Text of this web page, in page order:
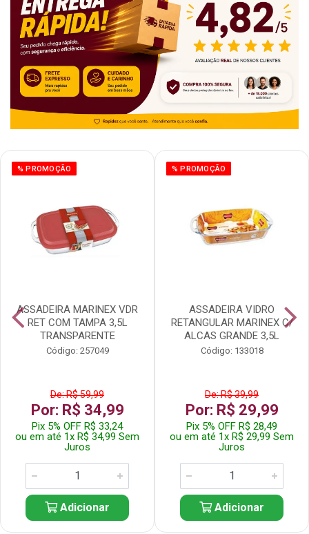
% PROMOÇÃO
ASSADEIRA MARINEX VDR
RET COM TAMPA 3,5L
TRANSPARENTE
Código: 257049
De: R$ 59,99
Por: R$ 34,99
Pix 5% OFF R$ 33,24
ou em até 1x R$ 34,99 Sem
Juros
Adicionar
% PROMOÇÃO
ASSADEIRA VIDRO
RETANGULAR MARINEX C/
ALCAS GRANDE 3,5L
Código: 133018
De: R$ 39,99
Por: R$ 29,99
Pix 5% OFF R$ 28,49
ou em até 1x R$ 29,99 Sem
Juros
Adicionar